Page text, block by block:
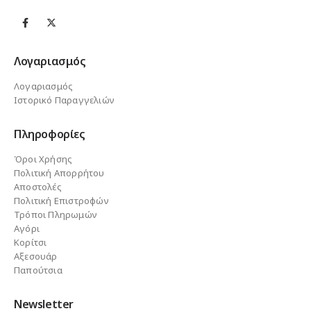
Λογαριασμός
Λογαριασμός
Ιστορικό Παραγγελιών
Πληροφορίες
Όροι Χρήσης
Πολιτική Απορρήτου
Αποστολές
Πολιτική Επιστροφών
Τρόποι Πληρωμών
Αγόρι
Κορίτσι
Αξεσουάρ
Παπούτσια
Newsletter